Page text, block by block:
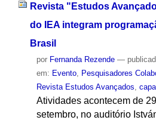
Revista "Estudos
do IEA integram
Brasil
por Fernanda Rezende —
em: Evento, Pesquisadores
Revista Estudos Avançados capa
Atividades acontecem de
setembro, no auditório